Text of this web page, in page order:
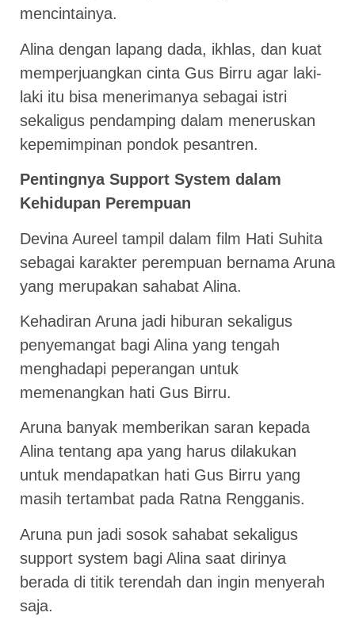
mencintainya.
Alina dengan lapang dada, ikhlas, dan kuat
memperjuangkan cinta Gus Birru agar laki-
laki itu bisa menerimanya sebagai istri
sekaligus pendamping dalam meneruskan
kepemimpinan pondok pesantren.
Pentingnya Support System dalam
Kehidupan Perempuan
Devina Aureel tampil dalam film Hati Suhita
sebagai karakter perempuan bernama Aruna
yang merupakan sahabat Alina.
Kehadiran Aruna jadi hiburan sekaligus
penyemangat bagi Alina yang tengah
menghadapi peperangan untuk
memenangkan hati Gus Birru.
Aruna banyak memberikan saran kepada
Alina tentang apa yang harus dilakukan
untuk mendapatkan hati Gus Birru yang
masih tertambat pada Ratna Rengganis.
Aruna pun jadi sosok sahabat sekaligus
support system bagi Alina saat dirinya
berada di titik terendah dan ingin menyerah
saja.